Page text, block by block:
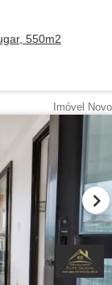
550m2
Imóvel Novo